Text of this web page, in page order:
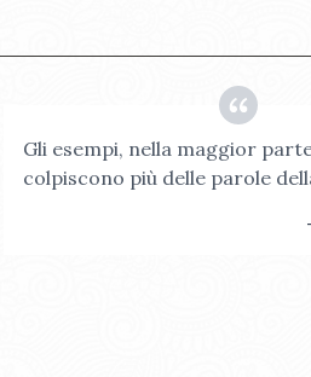
Gli esempi, nella maggior
colpiscono più delle parole